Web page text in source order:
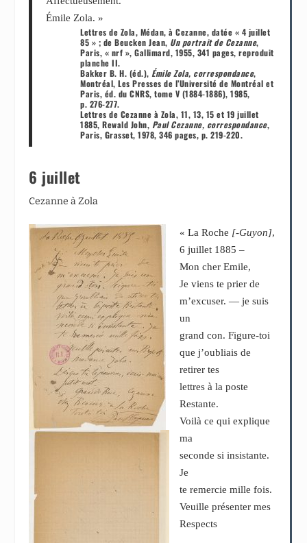
Émile Zola. »
Lettres de Zola, Médan, à Cezanne, datée « 4 juillet
85 » ; de Beucken Jean, Un portrait de Cezanne,
Paris, « nrf », Gallimard, 1955, 341 pages, reproduit
planche II.
Bakker B. H. (éd.), Émile Zola, correspondance,
Montréal, Les Presses de l’Université de Montréal et
Paris, éd. du CNRS, tome V (1884-1886), 1985,
p. 276-277.
Lettres de Cezanne à Zola, 11, 13, 15 et 19 juillet
1885, Rewald John, Paul Cezanne, correspondance,
Paris, Grasset, 1978, 346 pages, p. 219-220.
6 juillet
Cezanne à Zola
« La Roche [-Guyon],
6 juillet 1885 –
Mon cher Emile,
Je viens te prier de
m’excuser. — je suis
un
grand con. Figure-toi
que j’oubliais de
retirer tes
lettres à la poste
Restante.
Voilà ce qui explique
ma
seconde si insistante.
Je
te remercie mille fois.
Veuille présenter mes
Respects